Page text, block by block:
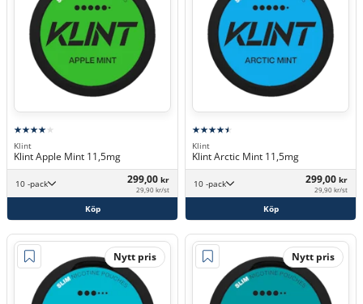
Klint
Klint Apple Mint 11,5mg
10 -pack 299,00 kr
29,90 kr/st
Köp
Klint
Klint Arctic Mint 11,5mg
10 -pack 299,00 kr
29,90 kr/st
Köp
Nytt pris Nytt pris